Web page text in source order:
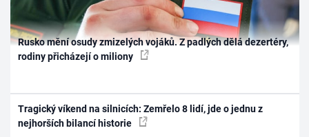
Rusko mění osudy zmizelých vojáků. Z padlých dělá dezertéry,
rodiny přicházejí o miliony
Tragický víkend na silnicích: Zemřelo 8 lidí, jde o jednu z
nejhorších bilancí historie